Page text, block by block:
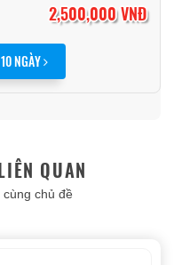
2,500,000 VNĐ
NGÀY
QUAN
chủ đề